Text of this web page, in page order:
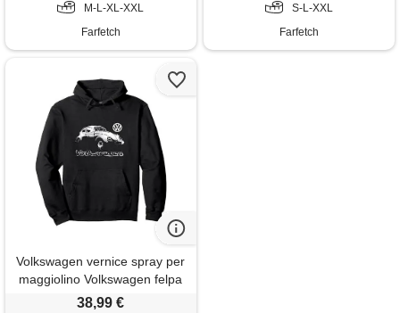
M-L-XL-XXL
Farfetch
S-L-XXL
Farfetch
Volkswagen vernice spray per
maggiolino Volkswagen felpa
con cappuccio, unisex per
38,99 €